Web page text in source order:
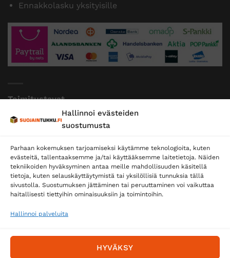
Hallinnoi evästeiden
suostumusta
Parhaan kokemuksen tarjoamiseksi käytämme teknologioita, kuten
evästeitä, tallentaaksemme ja/tai käyttääksemme laitetietoja. Näiden
tekniikoiden hyväksyminen antaa meille mahdollisuuden käsitellä
tietoja, kuten selauskäyttäytymistä tai yksilöllisiä tunnuksia tällä
sivustolla. Suostumuksen jättäminen tai peruuttaminen voi vaikuttaa
haitallisesti tiettyihin ominaisuuksiin ja toimintoihin.
Hallinnoi palveluita
HYVÄKSY
Ennakkolasku yksityisille
Toimitustavat
Posti
Postnord
Tilaa uutiskirje ja saat erikoisalennuksia